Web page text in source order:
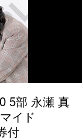
5部 永瀬 真
イド
付